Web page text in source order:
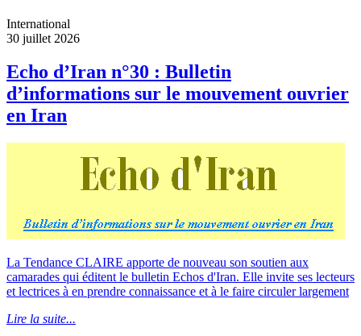
International
30 juillet 2026
Echo d’Iran n°30 : Bulletin
d’informations sur le mouvement ouvrier
en Iran
La Tendance CLAIRE apporte de nouveau son soutien aux
camarades qui éditent le bulletin Echos d'Iran. Elle invite ses lecteurs
et lectrices à en prendre connaissance et à le faire circuler largement
Lire la suite...